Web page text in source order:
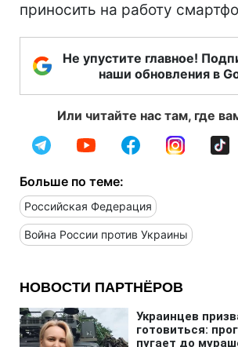
приносить на работу
Не упустите главное!
наши обновления в
Или читайте нас там, где
Больше по теме:
Российская Федерация
Война России против Украины